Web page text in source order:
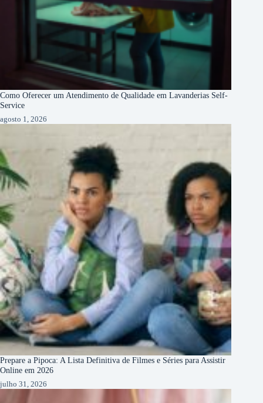
Como Oferecer um Atendimento de Qualidade em Lavanderias Self-
Service
agosto 1, 2026
Prepare a Pipoca: A Lista Definitiva de Filmes e Séries para Assistir
Online em 2026
julho 31, 2026